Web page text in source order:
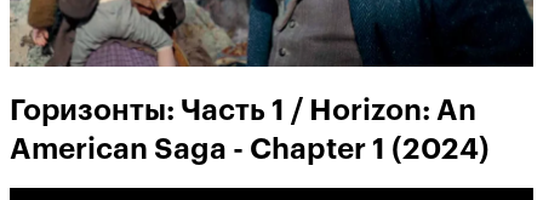
Горизонты: Часть 1 / Horizon: An
American Saga - Chapter 1 (2024)